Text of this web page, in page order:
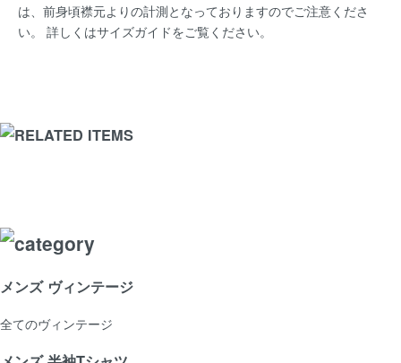
は、前身頃襟元よりの計測となっておりますのでご注意くださ
い。 詳しくはサイズガイドをご覧ください。
メンズ ヴィンテージ
全てのヴィンテージ